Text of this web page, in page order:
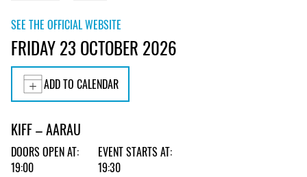
SEE THE OFFICIAL WEBSITE
FRIDAY 23 OCTOBER 2026
ADD TO CALENDAR
KIFF – AARAU
DOORS OPEN AT:
19:00
EVENT STARTS AT:
19:30